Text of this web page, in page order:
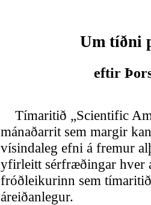
Um tíðni
eftir
Tímaritið „Scientific
mánaðarrit sem margir
vísindaleg efni á fremur
yfirleitt sérfræðingar hver
fróðleikurinn sem
áreiðanlegur.